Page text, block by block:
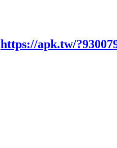
https://apk.tw/